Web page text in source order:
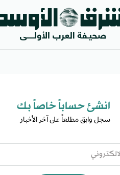
انشئ حساباً خاصاً بك​
سجل وابق مطلعاً على آخر الأخبار ​